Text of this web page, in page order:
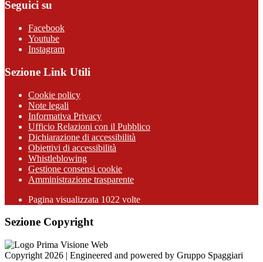
Seguici su
Facebook
Youtube
Instagram
Sezione Link Utili
Cookie policy
Note legali
Informativa Privacy
Ufficio Relazioni con il Pubblico
Dichiarazione di accessibilità
Obiettivi di accessibilità
Whistleblowing
Gestione consensi cookie
Amministrazione trasparente
Pagina visualizzata 1022 volte
Sezione Copyright
Copyright 2026 | Engineered and powered by Gruppo Spaggiari